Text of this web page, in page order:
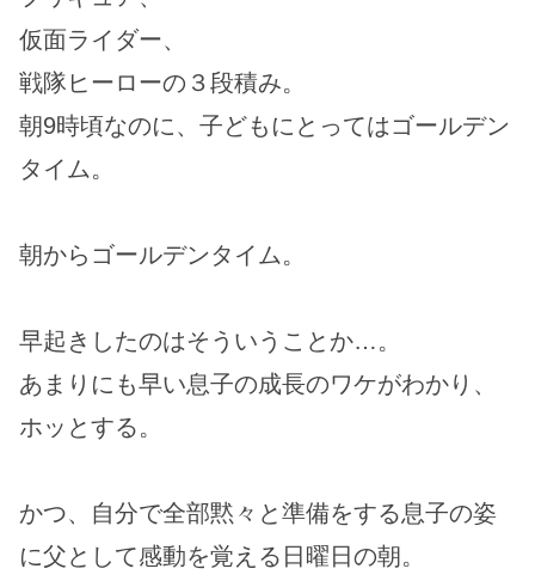
仮面ライダー、
戦隊ヒーローの３段積み。
朝9時頃なのに、子どもにとってはゴールデン
タイム。
朝からゴールデンタイム。
早起きしたのはそういうことか…。
あまりにも早い息子の成長のワケがわかり、
ホッとする。
かつ、自分で全部黙々と準備をする息子の姿
に父として感動を覚える日曜日の朝。